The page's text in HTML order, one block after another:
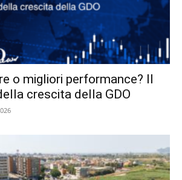
o migliori performance? Il
crescita della GDO